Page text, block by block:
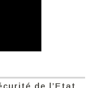
de l’Etat